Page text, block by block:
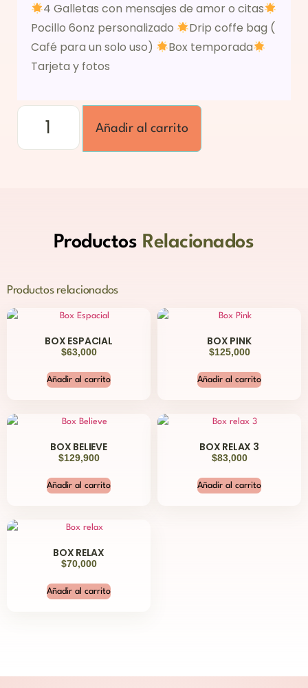
4 Galletas con mensajes de amor o citas
Pocillo 6onz personalizado
Drip coffe bag (
Café para un solo uso)
Box temporada
Tarjeta y fotos
Añadir al carrito
Productos Relacionados
Productos relacionados
BOX ESPACIAL
$63,000
Añadir al carrito
BOX PINK
$125,000
Añadir al carrito
BOX BELIEVE
$129,900
Añadir al carrito
BOX RELAX 3
$83,000
Añadir al carrito
BOX RELAX
$70,000
Añadir al carrito